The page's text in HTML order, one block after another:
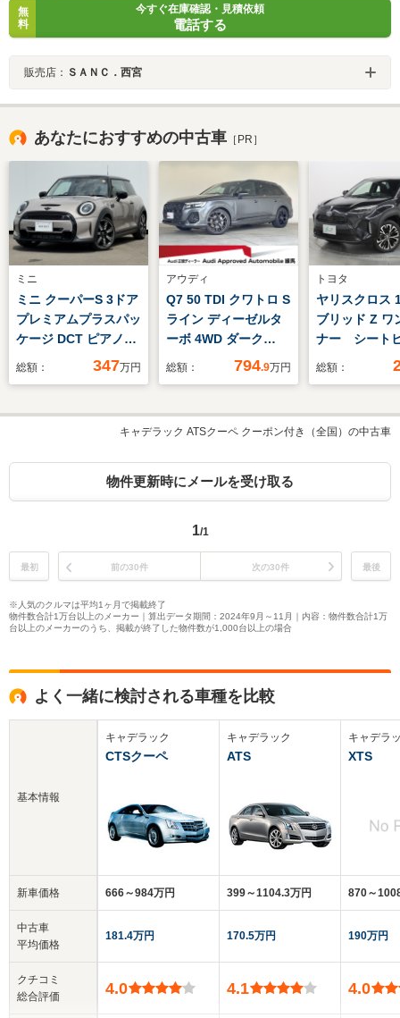
無
料
今すぐ在庫確認・見積依頼
電話する
販売店： ＳＡＮＣ．西宮
あなたにおすすめの中古車 ［PR］
ミニ
ミニ クーパーS 3ドア
プレミアムプラスパッ
ケージ DCT ピアノブ
ラックエクステリア
黒半革シート シート
ヒーター アクティブ
ワイヤレスチャージ
総額： 347万円
アウディ
Q7 50 TDI クワトロ S
ライン ディーゼルタ
ーボ 4WD ダーク
Audi rings & ブラッ
グ マトリクスLEDヘ
ッドライト レザーシ
ブラインド プライバ
総額： 794.9万円
トヨタ
ヤリスクロス
ブリッド Z ワ
ナー シート
ー ミュージ
システム
ヘッドラン
総額：
キャデラック ATSクーペ クーポン付き（全国）の中古車
物件更新時にメールを受け取る
1/1
最初 前の30件 次の30件 最後
※人気のクルマは平均1ヶ月で掲載終了
物件数合計1万台以上のメーカー｜算出データ期間：2024年9月～11月｜内容：物件数合計1万
台以上のメーカーのうち、掲載が終了した物件数が1,000台以上の場合
よく一緒に検討される車種を比較
基本情報
新車価格
中古車
平均価格
クチコミ
総合評価
キャデラック
CTSクーペ
666～984万円
181.4万円
4.0
キャデラック
ATS
399～1104.3万円
170.5万円
4.1
キャデラ
XTS
870～
190万円
4.0